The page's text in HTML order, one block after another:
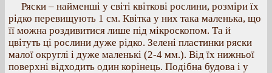
Ряски – найменші у світі квіткові рослини, розміри їх
рідко перевищують 1 см. Квітка у них така маленька, що
її можна роздивитися лише під мікроскопом. Та й
цвітуть ці рослини дуже рідко. Зелені пластинки ряски
малої округлі і дуже маленькі (2-4 мм.). Від їх нижньої
поверхні відходить один корінець. Подібна будова і у